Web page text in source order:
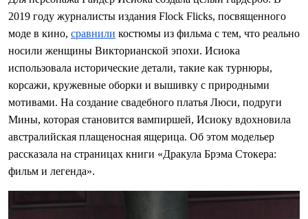
2019 году журналисты издания Flock Flicks, посвященного
моде в кино, сравнили костюмы из фильма с тем, что реально
носили женщины Викторианской эпохи. Исиока
использовала исторические детали, такие как турнюры,
корсажи, кружевные оборки и вышивку с природными
мотивами. На создание свадебного платья Люси, подруги
Мины, которая становится вампиршей, Исиоку вдохновила
австралийская плащеносная ящерица. Об этом модельер
рассказала на страницах книги «Дракула Брэма Стокера:
фильм и легенда».